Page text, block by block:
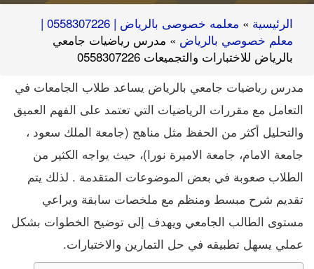
الرئيسية »
معلمه خصوصى بالرياض | 0558307226 |
معلم خصوصي بالرياض » مدرس رياضيات جامعي
بالرياض للاختبارات والتجميعات 0558307226
مدرس رياضيات جامعي بالرياض يساعد طلاب الجامعات في
التعامل مع مقررات الرياضيات التي تعتمد على الفهم العميق
والتحليل أكثر من الحفظ مثل مناهج (جامعة الملك سعود ،
جامعة الامام، جامعة الاميرة نورا)، حيث يواجه الكثير من
الطلاب صعوبة في بعض الموضوعات المتقدمة . لذلك يتم
تقديم شرح مبسط ومنظم مع ملخصات سابقة ويراعي
مستوى الطالب الجامعي ويهدف إلى توضيح الخطوات بشكل
عملي يسهل تطبيقه في حل التمارين والاختبارات.